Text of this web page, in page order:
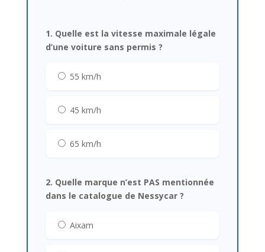
1. Quelle est la vitesse maximale légale
d’une voiture sans permis ?
55 km/h
45 km/h
65 km/h
2. Quelle marque n’est PAS mentionnée
dans le catalogue de Nessycar ?
Aixam